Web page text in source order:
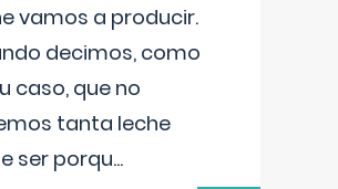
vamos a producir.
decimos, como
caso, que no
tanta leche
ser porqu...